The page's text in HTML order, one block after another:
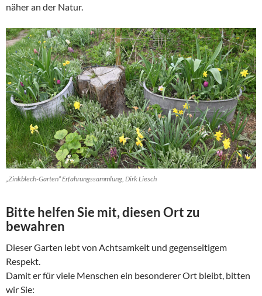
näher an der Natur.
„Zinkblech-Garten“ Erfahrungssammlung, Dirk Liesch
Bitte helfen Sie mit, diesen Ort zu
bewahren
Dieser Garten lebt von Achtsamkeit und gegenseitigem
Respekt.
Damit er für viele Menschen ein besonderer Ort bleibt, bitten
wir Sie: